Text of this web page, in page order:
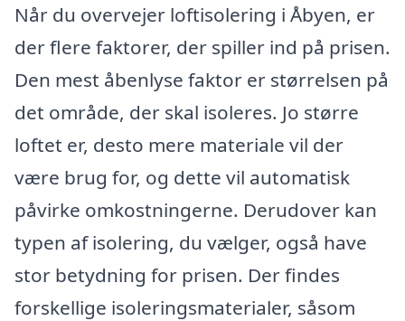
Når du overvejer loftisolering i Åbyen, er
der flere faktorer, der spiller ind på prisen.
Den mest åbenlyse faktor er størrelsen på
det område, der skal isoleres. Jo større
loftet er, desto mere materiale vil der
være brug for, og dette vil automatisk
påvirke omkostningerne. Derudover kan
typen af isolering, du vælger, også have
stor betydning for prisen. Der findes
forskellige isoleringsmaterialer, såsom